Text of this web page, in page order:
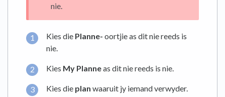
nie.
Kies die Planne- oortjie as dit nie reeds is
nie.
Kies My Planneas dit nie reeds is nie.
Kies die plan waaruit jy iemand verwyder.